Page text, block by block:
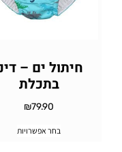
חיתול ים –
בתכלת
₪79.90
בחר אפשרויות